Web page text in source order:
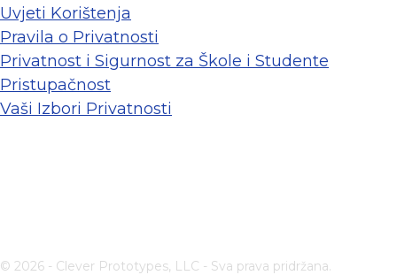
Uvjeti Korištenja
Pravila o Privatnosti
Privatnost i Sigurnost za Škole i Studente
Pristupačnost
Vaši Izbori Privatnosti
© 2026 - Clever Prototypes, LLC - Sva prava pridržana.